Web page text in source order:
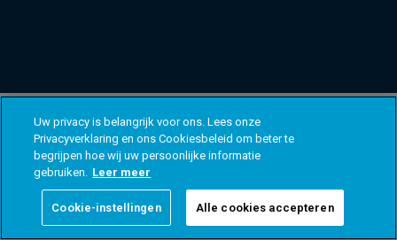
Uw privacy is belangrijk voor ons. Lees onze
Privacyverklaring en ons Cookiesbeleid om beter te
begrijpen hoe wij uw persoonlijke informatie
gebruiken. Leer meer
Cookie-instellingen Alle cookies accepteren